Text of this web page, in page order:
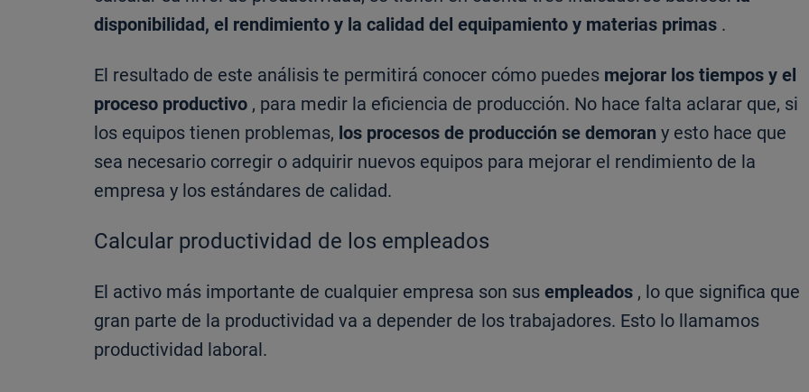
disponibilidad, el rendimiento y la calidad del equipamiento y materias primas .
El resultado de este análisis te permitirá conocer cómo puedes mejorar los tiempos y el
proceso productivo , para medir la eficiencia de producción. No hace falta aclarar que, si
los equipos tienen problemas, los procesos de producción se demoran y esto hace que
sea necesario corregir o adquirir nuevos equipos para mejorar el rendimiento de la
empresa y los estándares de calidad.
Calcular productividad de los empleados
El activo más importante de cualquier empresa son sus empleados , lo que significa que
gran parte de la productividad va a depender de los trabajadores. Esto lo llamamos
productividad laboral.